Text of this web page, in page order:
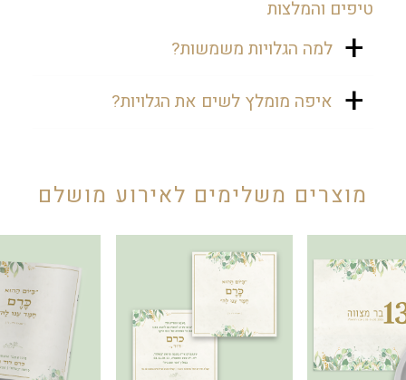
טיפים והמלצות
למה הגלויות משמשות?
את גלויות הברכה שמים בכניסה לאולם,
אם זו שבת בר מצווה ניתן להניח בעמדה
איפה מומלץ לשים את הגלויות?
ייעודית עם כלי כתיבה.
מוצרים משלימים לאירוע מושלם